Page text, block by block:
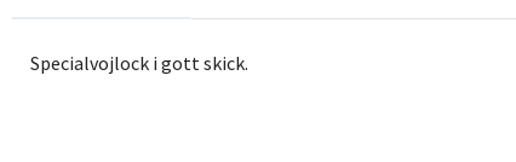
Specialvojlock i gott skick.